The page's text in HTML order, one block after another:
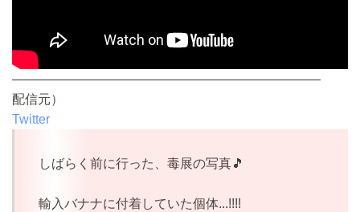
————————————————————————
配信元）
Twitter
しばらく前に行った、毒展の写真🎵
輸入バナナに付着していた個体...!!!!